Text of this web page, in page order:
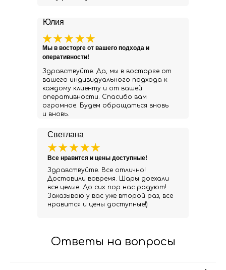
Юлия
Здравствуйте. Да, мы в восторге от
вашего индивидуального подхода к
каждому клиенту и от вашей
оперативности. Спасибо вам
огромное. Будем обращаться вновь
и вновь.
Мы в восторге от вашего подхода и
оперативности!
Светлана
Здравствуйте. Все отлично!
Доставили вовремя. Шары доехали
все целые. До сих пор нас радуют!
Заказываю у вас уже второй раз, все
нравится и цены доступные!)
Все нравится и цены доступные!
Ответы на вопросы